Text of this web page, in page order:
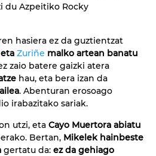
du Azpeitiko Rocky
hasiera ez da guztientzat
eta Zuriñe malko artean banatu
zaio batere gaizki atera
hau, eta bera izan da
. Abenturan erosoago
irabazitako sariak.
utzi, eta Cayo Muertora abiatu
Bertan, Mikelek hainbeste
gertatu da: ez da gehiago